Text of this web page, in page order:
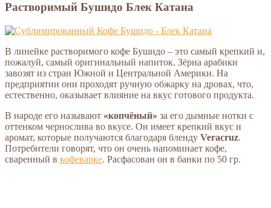
Растворимый Бушидо Блек Катана
В линейке растворимого кофе Бушидо – это самый крепкий и,
пожалуй, самый оригинальный напиток. Зёрна арабики
завозят из стран Южной и Центральной Америки. На
предприятии они проходят ручную обжарку на дровах, что,
естественно, оказывает влияние на вкус готового продукта.
В народе его называют «копчёный» за его дымные нотки с
оттенком чернослива во вкусе. Он имеет крепкий вкус и
аромат, которые получаются благодаря бленду Veracruz.
Потребители говорят, что он очень напоминает кофе,
сваренный в кофеварке. Расфасован он в банки по 50 гр.